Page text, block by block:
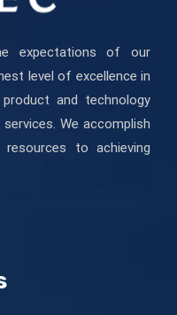
expectations of our
level of excellence in
and technology
We accomplish
to achieving